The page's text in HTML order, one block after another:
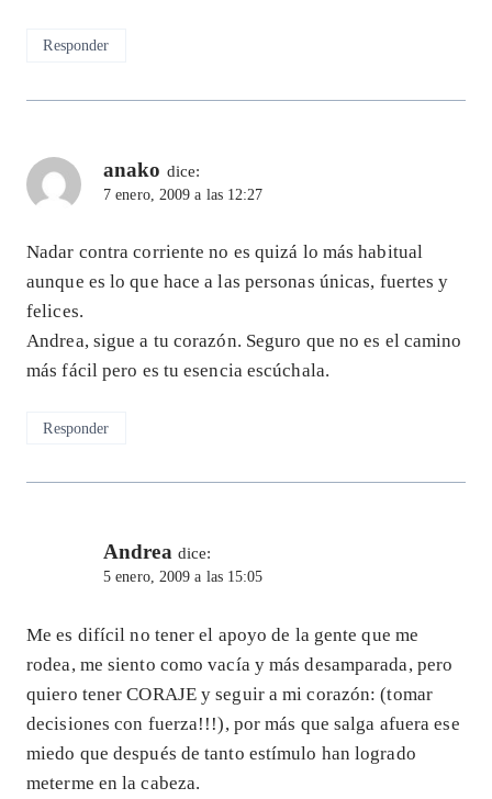
Responder
anako dice:
7 enero, 2009 a las 12:27
Nadar contra corriente no es quizá lo más habitual
aunque es lo que hace a las personas únicas, fuertes y
felices.
Andrea, sigue a tu corazón. Seguro que no es el camino
más fácil pero es tu esencia escúchala.
Responder
Andrea dice:
5 enero, 2009 a las 15:05
Me es difícil no tener el apoyo de la gente que me
rodea, me siento como vacía y más desamparada, pero
quiero tener CORAJE y seguir a mi corazón: (tomar
decisiones con fuerza!!!), por más que salga afuera ese
miedo que después de tanto estímulo han logrado
meterme en la cabeza.